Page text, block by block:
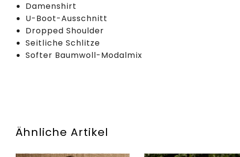
Damenshirt
U-Boot-Ausschnitt
Dropped Shoulder
Seitliche Schlitze
Softer Baumwoll-Modalmix
Ähnliche Artikel